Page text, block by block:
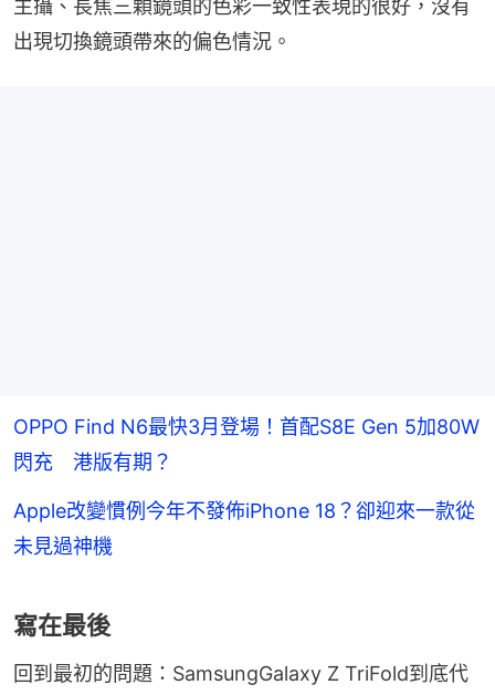
主攝、長焦三顆鏡頭的色彩一致性表現的很好，沒有
出現切換鏡頭帶來的偏色情況。
OPPO Find N6最快3月登場！首配S8E Gen 5加80W
閃充 港版有期？
Apple改變慣例今年不發佈iPhone 18？卻迎來一款從
未見過神機
寫在最後
回到最初的問題：SamsungGalaxy Z TriFold到底代